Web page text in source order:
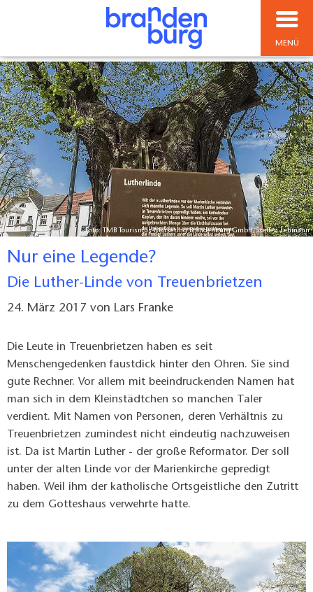
MENÜ
Foto: TMB Tourismus-Marketing Brandenburg GmbH/Steffen Lehmann
Nur eine Legende?
Die Luther-Linde von Treuenbrietzen
24. März 2017 von Lars Franke
Die Leute in Treuenbrietzen haben es seit
Menschengedenken faustdick hinter den Ohren. Sie sind
gute Rechner. Vor allem mit beeindruckenden Namen hat
man sich in dem Kleinstädtchen so manchen Taler
verdient. Mit Namen von Personen, deren Verhältnis zu
Treuenbrietzen zumindest nicht eindeutig nachzuweisen
ist. Da ist Martin Luther - der große Reformator. Der soll
unter der alten Linde vor der Marienkirche gepredigt
haben. Weil ihm der katholische Ortsgeistliche den Zutritt
zu dem Gotteshaus verwehrte hatte.